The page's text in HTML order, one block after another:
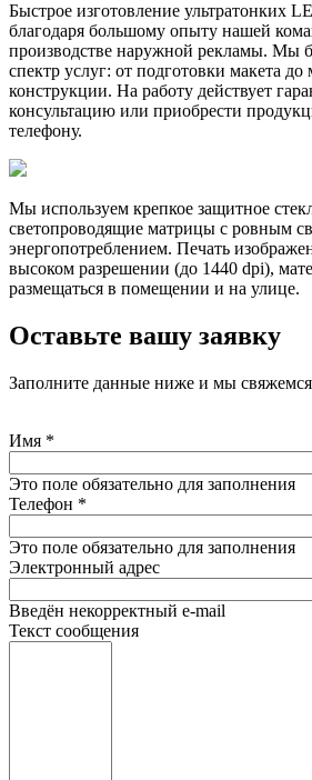
Быстрое изготовление ультратонких
благодаря большому опыту нашей
производстве наружной рекламы. Мы
спектр услуг: от подготовки макета
конструкции. На работу действует
консультацию или приобрести
телефону.
Мы используем крепкое защитное
светопроводящие матрицы с ровным
энергопотреблением. Печать
высоком разрешении (до 1440 dpi),
размещаться в помещении и на улице.
Оставьте вашу заявку
Заполните данные ниже и мы
Имя *
Это поле обязательно для заполнения
Телефон *
Это поле обязательно для заполнения
Электронный адрес
Введён некорректный e-mail
Текст сообщения